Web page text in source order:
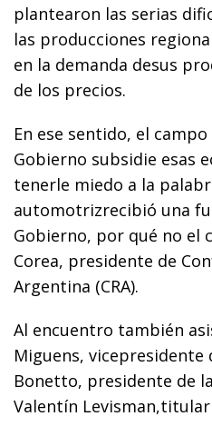
plantearon las serias
las producciones
en la demanda desus
de los precios.
En ese sentido, el
Gobierno subsidie esas
tenerle miedo a la
automotrizrecibió una
Gobierno, por qué no el
Corea, presidente de
Argentina (CRA).
Al encuentro también
Miguens, vicepresidente
Bonetto, presidente de
Valentín